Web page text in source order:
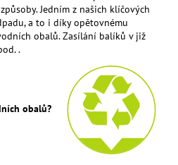
Jedním z našich klíčových
a to i díky opětovnému
obalů. Zasílání balíků v již
.
obalů?